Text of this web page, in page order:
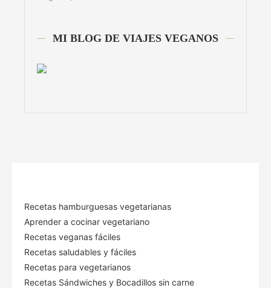
MI BLOG DE VIAJES VEGANOS
Recetas hamburguesas vegetarianas
Aprender a cocinar vegetariano
Recetas veganas fáciles
Recetas saludables y fáciles
Recetas para vegetarianos
Recetas Sándwiches y Bocadillos sin carne